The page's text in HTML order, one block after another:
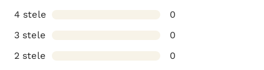
4 stele
0
3 stele
0
2 stele
0